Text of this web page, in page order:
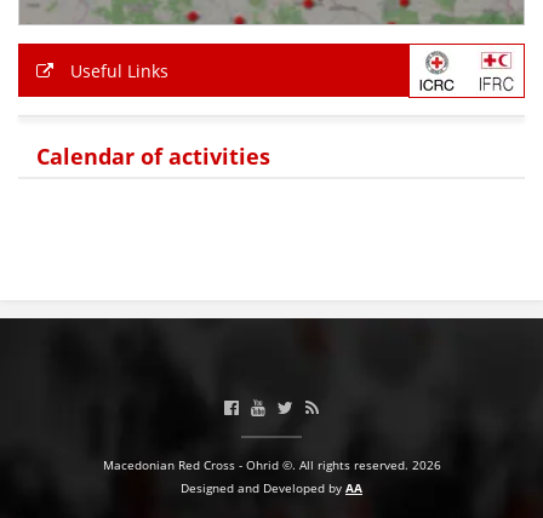
Useful Links
Calendar of activities
Macedonian Red Cross - Ohrid ©. All rights reserved. 2026
Designed and Developed by AA